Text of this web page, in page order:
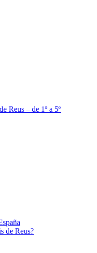
Reus – de 1º a 5º
de Reus?